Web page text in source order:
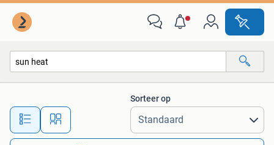
Alle afstanden…
Sorteer op